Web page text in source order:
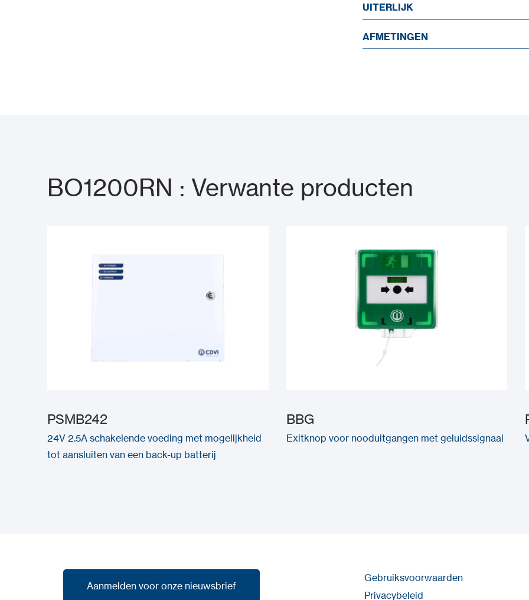
UITERLIJK
AFMETINGEN
BO1200RN : Verwante producten
PSMB242
24V 2.5A schakelende voeding met mogelijkheid
tot aansluiten van een back-up batterij
BBG
Exitknop voor nooduitgangen met geluidssignaal
Aanmelden voor onze nieuwsbrief
Gebruiksvoorwaarden
Privacybeleid